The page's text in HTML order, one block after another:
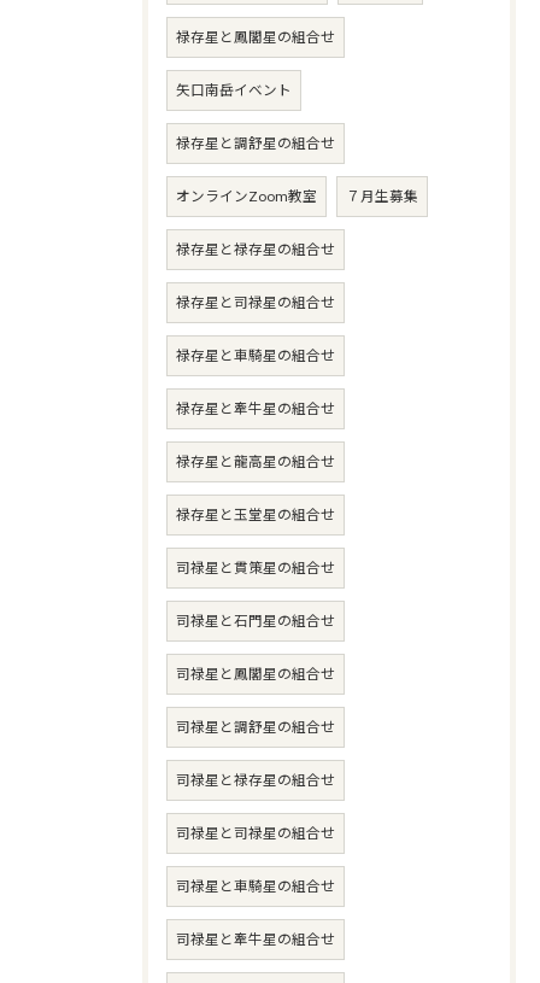
禄存星と鳳閣星の組合せ
矢口南岳イベント
禄存星と調舒星の組合せ
オンラインZoom教室 ７月生募集
禄存星と禄存星の組合せ
禄存星と司禄星の組合せ
禄存星と車騎星の組合せ
禄存星と牽牛星の組合せ
禄存星と龍高星の組合せ
禄存星と玉堂星の組合せ
司禄星と貫策星の組合せ
司禄星と石門星の組合せ
司禄星と鳳閣星の組合せ
司禄星と調舒星の組合せ
司禄星と禄存星の組合せ
司禄星と司禄星の組合せ
司禄星と車騎星の組合せ
司禄星と牽牛星の組合せ